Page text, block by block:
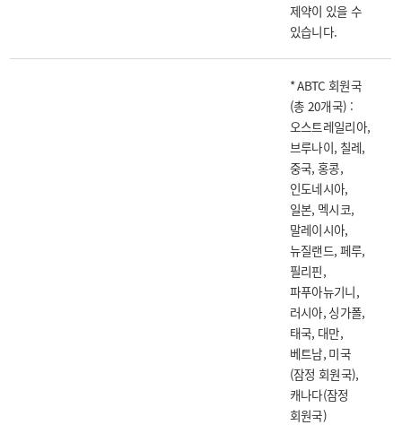
제약이 있을 수
있습니다.
* ABTC 회원국
(총 20개국) :
오스트레일리아,
브루나이, 칠레,
중국, 홍콩,
인도네시아,
일본, 멕시코,
말레이시아,
뉴질랜드, 페루,
필리핀,
파푸아뉴기니,
러시아, 싱가폴,
태국, 대만,
베트남, 미국
(잠정 회원국),
캐나다(잠정
회원국)